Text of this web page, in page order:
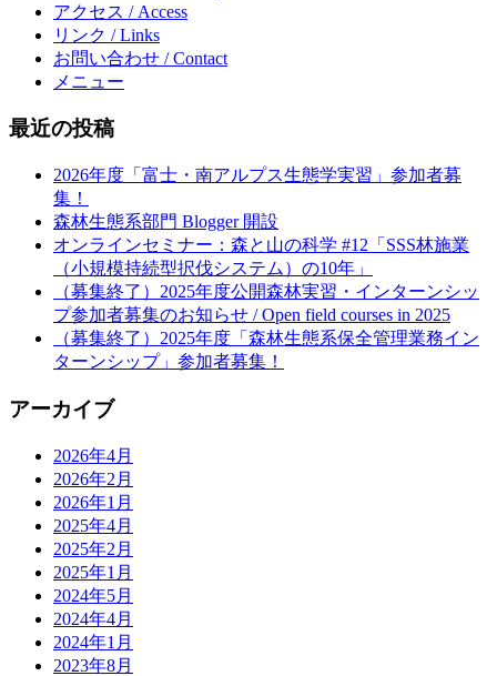
アクセス / Access
リンク / Links
お問い合わせ / Contact
メニュー
最近の投稿
2026年度「富士・南アルプス生態学実習」参加者募
集！
森林生態系部門 Blogger 開設
オンラインセミナー：森と山の科学 #12「SSS林施業
（小規模持続型択伐システム）の10年」
（募集終了）2025年度公開森林実習・インターンシッ
プ参加者募集のお知らせ / Open field courses in 2025
（募集終了）2025年度「森林生態系保全管理業務イン
ターンシップ」参加者募集！
アーカイブ
2026年4月
2026年2月
2026年1月
2025年4月
2025年2月
2025年1月
2024年5月
2024年4月
2024年1月
2023年8月